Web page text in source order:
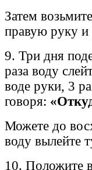
Затем
правую руку и
9. Три дня
раза воду
воде руки, 3
говоря:
Можете до
воду вылейте
10. Положите